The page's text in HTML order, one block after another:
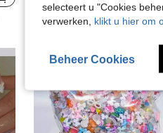
selecteert u "Cookies
verwerken, klikt u hier om
Beheer Cookies